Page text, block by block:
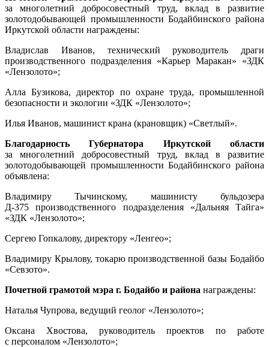
за многолетний добросовестный труд, вклад в развитие
золотодобывающей промышленности Бодайбинского района
Иркутской области награждены:
Владислав Иванов, технический руководитель драги
производственного подразделения «Карьер Маракан» «ЗДК
«Лензолото»;
Алла Бузикова, директор по охране труда, промышленной
безопасности и экологии «ЗДК «Лензолото»;
Илья Иванов, машинист крана (крановщик) «Светлый».
Благодарность Губернатора Иркутской области
за многолетний добросовестный труд, вклад в развитие
золотодобывающей промышленности Бодайбинского района
объявлена:
Владимиру Тычинскому, машинисту бульдозера
Д-375 производственного подразделения «Дальняя Тайга»
«ЗДК «Лензолото»;
Сергею Гопкалову, директору «Ленгео»;
Владимиру Крылову, токарю производственной базы Бодайбо
«Севзото».
Почетной грамотой мэра г. Бодайбо и района награждены:
Наталья Чупрова, ведущий геолог «Лензолото»;
Оксана Хвостова, руководитель проектов по работе
с персоналом «Лензолото»;